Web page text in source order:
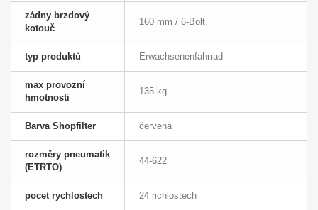
zádny brzdový
kotouč
160 mm / 6-Bolt
typ produktů Erwachsenenfahrrad
max provozní
hmotnosti
135 kg
Barva Shopfilter červená
rozměry pneumatik
(ETRTO)
44-622
pocet rychlostech 24 richlostech